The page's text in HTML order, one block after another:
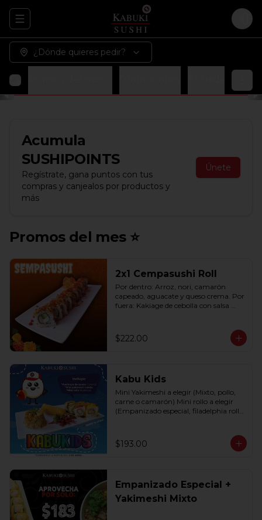
Abrir menu de navegación
¿Dónde quieres pedir?
Acumula
SUSHIPOINTS
Regístrate, gana puntos con tus
compras y canjealos por productos y
más
Únete
Promos del mes ⭐
2x1 Cempasushi Roll
Por dentro: Arroz, nori, camarón
capeado, aguacate y queso crema. Por
fuera: Kakiage de cebolla con salsa
$222.00
Kabu Kids
Mini Yakimeshi a elegir (Mixto, pollo,
carne o camarón) Mini rollo a elegir
(Empanizado especial, filadelphia roll,
$193.00
Empanizado Especial +
Yakimeshi Mixto